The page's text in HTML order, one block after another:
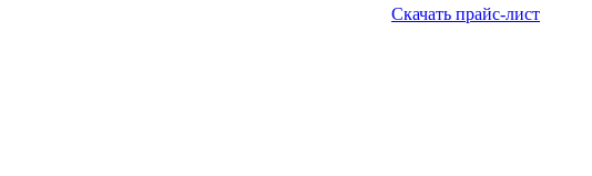
Скачать прайс-лист